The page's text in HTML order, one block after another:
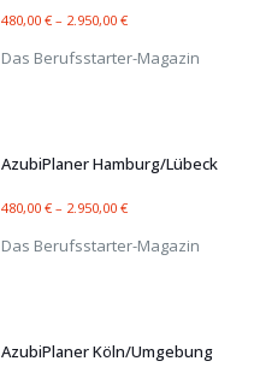
480,00 €– 2.950,00 €
Das Berufsstarter-Magazin
AzubiPlaner Hamburg/Lübeck
480,00 €– 2.950,00 €
Das Berufsstarter-Magazin
AzubiPlaner Köln/Umgebung